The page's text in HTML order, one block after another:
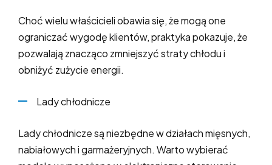
Choć wielu właścicieli obawia się, że mogą one
ograniczać wygodę klientów, praktyka pokazuje, że
pozwalają znacząco zmniejszyć straty chłodu i
obniżyć zużycie energii.
Lady chłodnicze
Lady chłodnicze są niezbędne w działach mięsnych,
nabiałowych i garmażeryjnych. Warto wybierać